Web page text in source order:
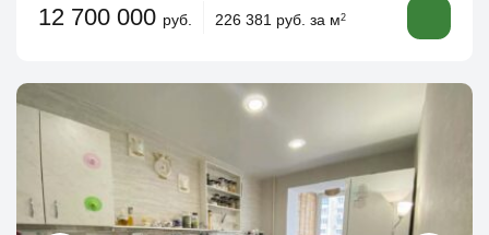
12 700 000 руб. 226 381 руб. за м2